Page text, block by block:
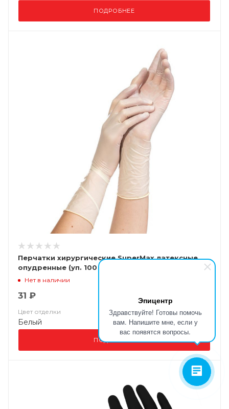
Эпицентр
Здравствуйте! Готовы помочь
вам. Напишите мне, если у
вас появятся вопросы.
ПОДРОБНЕЕ
Перчатки хирургические SuperMax латексные
опудренные (уп. 100 шт)
Нет в наличии
31 ₽
Цвет отделки
Белый
ПОДРОБНЕЕ